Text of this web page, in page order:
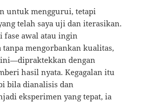
untuk menggurui, tetapi
telah saya uji dan iterasikan.
fase awal atau ingin
mengorbankan kualitas,
ini—dipraktekkan dengan
hasil nyata. Kegagalan itu
bila dianalisis dan
eksperimen yang tepat, ia